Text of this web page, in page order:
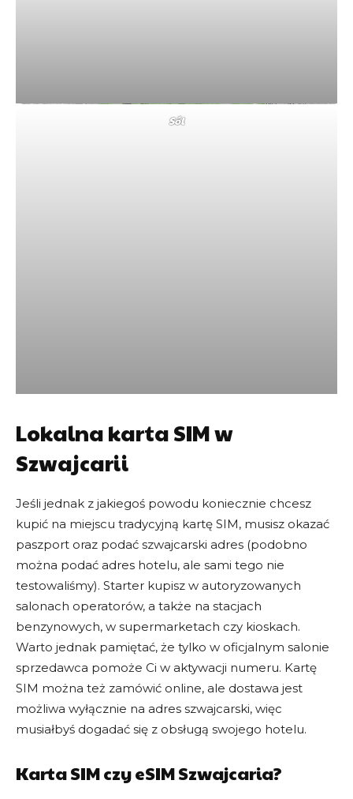
MAREKW0048
dla nowych klientów
SKOPIUJ i SKORZYSTAJ
Specjalne zniżki na
konkretne kraje
Chcesz zaoszczędzić na eSIM dla konkretnego
kierunku? Oto aktualne oferty dostawców eSIM, może
znajdziesz coś właśnie dla siebie.
Sól
Lokalna karta SIM w
Szwajcarii
Jeśli jednak z jakiegoś powodu koniecznie chcesz
kupić na miejscu tradycyjną kartę SIM, musisz okazać
paszport oraz podać szwajcarski adres (podobno
można podać adres hotelu, ale sami tego nie
testowaliśmy). Starter kupisz w autoryzowanych
salonach operatorów, a także na stacjach
benzynowych, w supermarketach czy kioskach.
Warto jednak pamiętać, że tylko w oficjalnym salonie
sprzedawca pomoże Ci w aktywacji numeru. Kartę
SIM można też zamówić online, ale dostawa jest
możliwa wyłącznie na adres szwajcarski, więc
musiałbyś dogadać się z obsługą swojego hotelu.
Karta SIM czy eSIM Szwajcaria?